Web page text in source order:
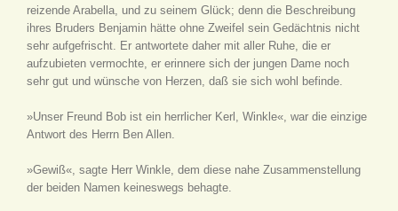
reizende Arabella, und zu seinem Glück; denn die Beschreibung
ihres Bruders Benjamin hätte ohne Zweifel sein Gedächtnis nicht
sehr aufgefrischt. Er antwortete daher mit aller Ruhe, die er
aufzubieten vermochte, er erinnere sich der jungen Dame noch
sehr gut und wünsche von Herzen, daß sie sich wohl befinde.
»Unser Freund Bob ist ein herrlicher Kerl, Winkle«, war die einzige
Antwort des Herrn Ben Allen.
»Gewiß«, sagte Herr Winkle, dem diese nahe Zusammenstellung
der beiden Namen keineswegs behagte.